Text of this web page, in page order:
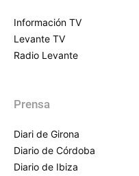
Información TV
Levante TV
Radio Levante
Prensa
Diari de Girona
Diario de Córdoba
Diario de Ibiza